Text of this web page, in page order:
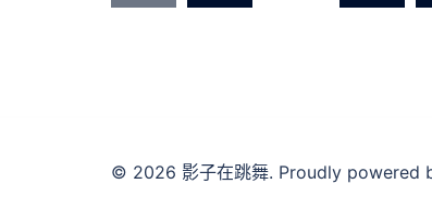
章
© 2026 影子在跳舞. Proudly powered